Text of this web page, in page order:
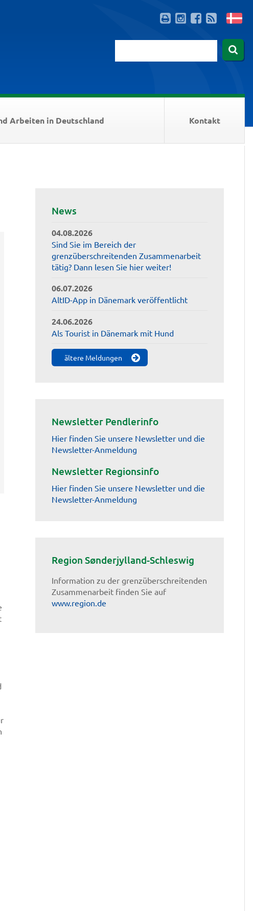
Arbeiten in Deutschland Kontakt
News
04.08.2026
Sind Sie im Bereich der
grenzüberschreitenden Zusammenarbeit
tätig? Dann lesen Sie hier weiter!
06.07.2026
AltID-App in Dänemark veröffentlicht
24.06.2026
Als Tourist in Dänemark mit Hund
ältere Meldungen
Newsletter Pendlerinfo
Hier finden Sie unsere Newsletter und die
Newsletter-Anmeldung
Newsletter Regionsinfo
Hier finden Sie unsere Newsletter und die
Newsletter-Anmeldung
Region Sønderjylland-Schleswig
Information zu der grenzüberschreitenden
Zusammenarbeit finden Sie auf
www.region.de